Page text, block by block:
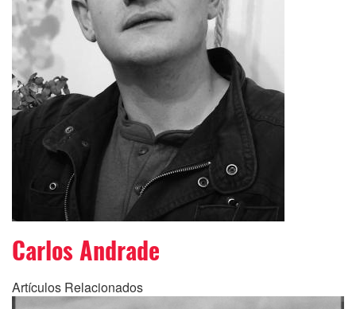
Carlos Andrade
Artículos Relacionados